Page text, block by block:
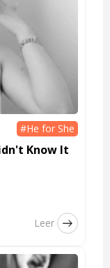
#He for She
Know It
Leer